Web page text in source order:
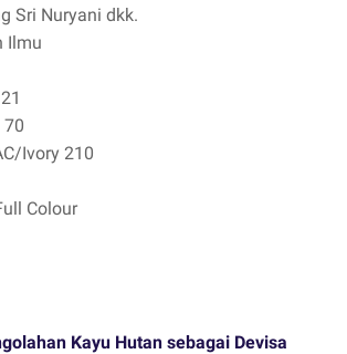
Sri Nuryani dkk.
Ilmu
70
Ivory 210
Colour
Kayu Hutan sebagai Devisa